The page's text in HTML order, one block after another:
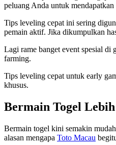
peluang Anda untuk
Tips leveling cepat ini sering
pemain aktif. Jika dikumpulkan
Lagi rame banget event spesial di
farming.
Tips leveling cepat untuk early
khusus.
Bermain Togel
Bermain togel kini semakin
alasan mengapa Toto Macau